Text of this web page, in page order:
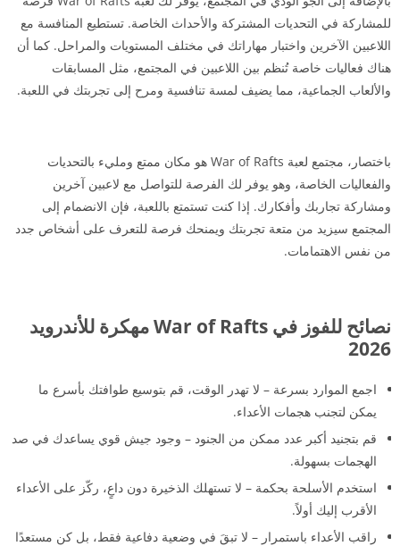
للمشاركة في التحديات المشتركة والأحداث الخاصة. تستطيع المنافسة مع
اللاعبين الآخرين واختبار مهاراتك في مختلف المستويات والمراحل. كما أن
هناك فعاليات خاصة تُنظم بين اللاعبين في المجتمع، مثل المسابقات
والألعاب الجماعية، مما يضيف لمسة تنافسية ومرح إلى تجربتك في اللعبة.
باختصار، مجتمع لعبة War of Rafts هو مكان ممتع ومليء بالتحديات
والفعاليات الخاصة، وهو يوفر لك الفرصة للتواصل مع لاعبين آخرين
ومشاركة تجاربك وأفكارك. إذا كنت تستمتع باللعبة، فإن الانضمام إلى
المجتمع سيزيد من متعة تجربتك ويمنحك فرصة للتعرف على أشخاص جدد
من نفس الاهتمامات.
نصائح للفوز في War of Rafts مهكرة للأندرويد
2026
اجمع الموارد بسرعة – لا تهدر الوقت، قم بتوسيع طوافتك بأسرع ما
يمكن لتجنب هجمات الأعداء.
قم بتجنيد أكبر عدد ممكن من الجنود – وجود جيش قوي يساعدك في صد
الهجمات بسهولة.
استخدم الأسلحة بحكمة – لا تستهلك الذخيرة دون داعٍ، ركّز على الأعداء
الأقرب إليك أولاً.
راقب الأعداء باستمرار – لا تبقَ في وضعية دفاعية فقط، بل كن مستعدًا